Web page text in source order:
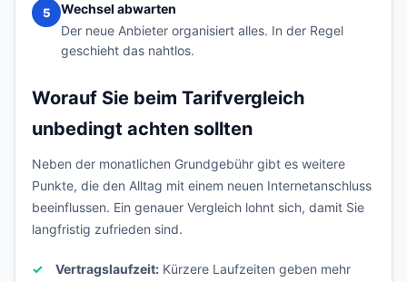
5
Wechsel abwarten
Der neue Anbieter organisiert alles. In der Regel
geschieht das nahtlos.
Worauf Sie beim Tarifvergleich
unbedingt achten sollten
Neben der monatlichen Grundgebühr gibt es weitere
Punkte, die den Alltag mit einem neuen Internetanschluss
beeinflussen. Ein genauer Vergleich lohnt sich, damit Sie
langfristig zufrieden sind.
Vertragslaufzeit: Kürzere Laufzeiten geben mehr